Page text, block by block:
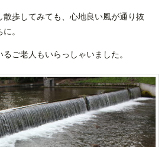
散歩してみても、心地良い風が通り抜
。
ご老人もいらっしゃいました。